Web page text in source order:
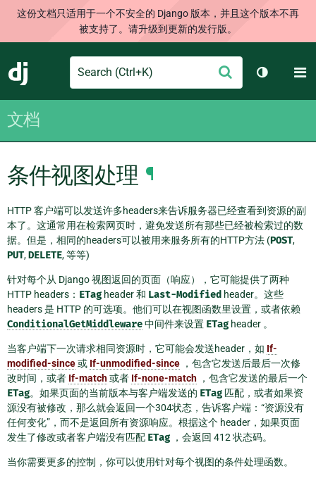
这份文档只适用于一个不安全的 Django 版本，并且这个版本不再
被支持了。请升级到更新的发行版。
Django
Search
交
切换主题
文档
条件视图处理 ¶
HTTP 客户端可以发送许多headers来告诉服务器已经查看到资源的副
本了。这通常用在检索网页时，避免发送所有那些已经被检索过的数
据。但是，相同的headers可以被用来服务所有的HTTP方法 (POST,
PUT,DELETE, 等等)
针对每个从 Django 视图返回的页面（响应），它可能提供了两种
HTTP headers： ETag header 和 Last-Modified header。这些
headers 是 HTTP 的可选项。他们可以在视图函数里设置，或者依赖
ConditionalGetMiddleware中间件来设置 ETag header 。
当客户端下一次请求相同资源时，它可能会发送header，如 If-
modified-since或 If-unmodified-since ，包含它发送后最后一次修
改时间，或者 If-match或者 If-none-match ，包含它发送的最后一个
ETag。如果页面的当前版本与客户端发送的 ETag匹配，或者如果资
源没有被修改，那么就会返回一个304状态，告诉客户端：“资源没有
任何变化”，而不是返回所有资源响应。根据这个 header，如果页面
发生了修改或者客户端没有匹配 ETag ，会返回 412 状态码。
当你需要更多的控制，你可以使用针对每个视图的条件处理函数。